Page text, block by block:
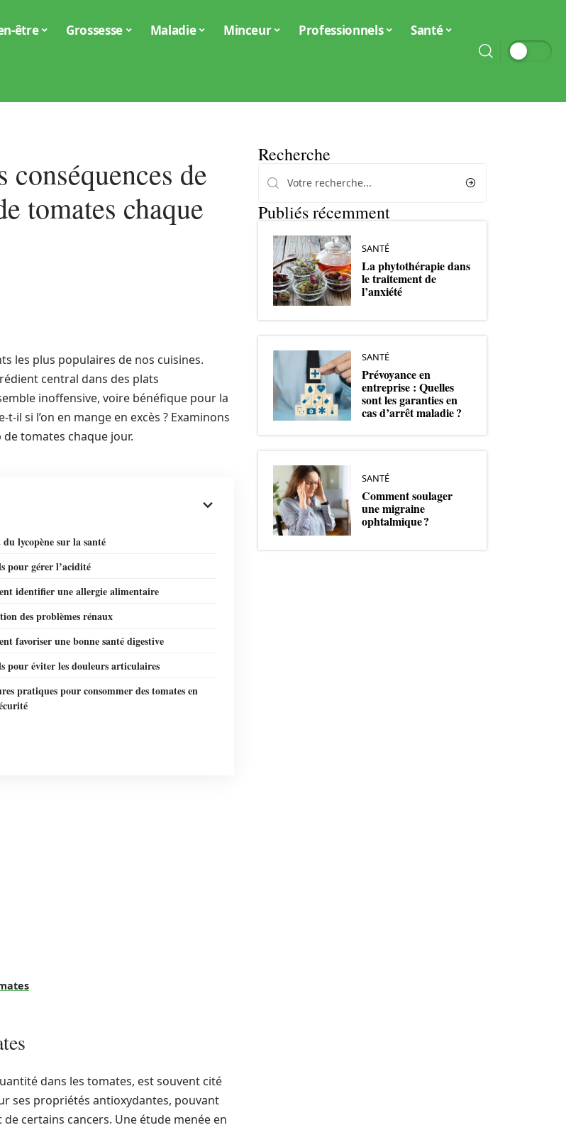
être Grossesse Maladie Minceur Professionnels Santé
de
tomates chaque
les plus populaires de nos cuisines.
central dans des plats
inoffensive, voire bénéfique pour la
il si l’on en mange en excès ? Examinons
tomates chaque jour.
lycopène sur la santé
pour gérer l’acidité
identifier une allergie alimentaire
des problèmes rénaux
favoriser une bonne santé digestive
pour éviter les douleurs articulaires
pratiques pour consommer des tomates en
dans les tomates, est souvent cité
ses propriétés antioxydantes, pouvant
certains cancers. Une étude menée en
Recherche
Publiés récemment
SANTÉ
La phytothérapie dans
le traitement de
l’anxiété
SANTÉ
Prévoyance en
entreprise : Quelles
sont les garanties en
cas d’arrêt maladie ?
SANTÉ
Comment soulager
une migraine
ophtalmique ?